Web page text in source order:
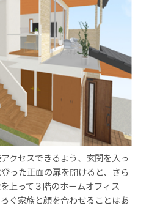
クセスできるよう、玄関を入っ
った正面の扉を開けると、さら
上って３階のホームオフィス
ぐ家族と顔を合わせることはあ